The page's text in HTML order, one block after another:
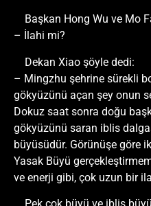
Başkan Hong Wu ve Mo
– İlahi mi?
Dekan Xiao şöyle dedi:
– Mingzhu şehrine sürekli
gökyüzünü açan şey onun
Dokuz saat sonra doğu
gökyüzünü saran iblis
büyüsüdür. Görünüşe göre
Yasak Büyü
ve enerji gibi, çok uzun bir